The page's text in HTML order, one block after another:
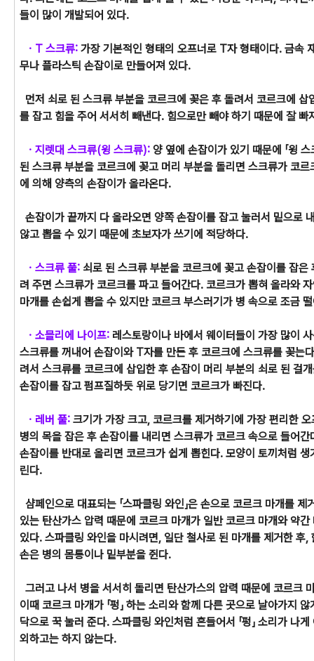
들이 많이 개발되어 있다.
ㆍT 스크류: 가장 기본적인 형태의 오프너로 T자 형태이다. 금속
무나 플라스틱 손잡이로 만들어져 있다.
먼저 쇠로 된 스크류 부분을 코르크에 꽂은 후 돌려서 코르크에 삽
를 잡고 힘을 주어 서서히 빼낸다. 힘으로만 빼야 하기 때문에 잘 빠
ㆍ지렛대 스크류(윙 스크류): 양 옆에 손잡이가 있기 때문에 「윙 스
된 스크류 부분을 코르크에 꽂고 머리 부분을 돌리면 스크류가 코
에 의해 양측의 손잡이가 올라온다.
손잡이가 끝까지 다 올라오면 양쪽 손잡이를 잡고 눌러서 밑으로
않고 뽑을 수 있기 때문에 초보자가 쓰기에 적당하다.
ㆍ스크류 풀: 쇠로 된 스크류 부분을 코르크에 꽂고 손잡이를 잡은
려 주면 스크류가 코르크를 파고 들어간다. 코르크가 뽑혀 올라와
마개를 손쉽게 뽑을 수 있지만 코르크 부스러기가 병 속으로 조금
ㆍ소믈리에 나이프: 레스토랑이나 바에서 웨이터들이 가장 많이
스크류를 꺼내어 손잡이와 T자를 만든 후 코르크에 스크류를 꽂는
려서 스크류를 코르크에 삽입한 후 손잡이 머리 부분의 쇠로 된 걸
손잡이를 잡고 펌프질하듯 위로 당기면 코르크가 빠진다.
ㆍ레버 풀: 크기가 가장 크고, 코르크를 제거하기에 가장 편리한
병의 목을 잡은 후 손잡이를 내리면 스크류가 코르크 속으로 들어
손잡이를 반대로 올리면 코르크가 쉽게 뽑힌다. 모양이 토끼처럼 생
린다.
샴페인으로 대표되는 「스파클링 와인」은 손으로 코르크 마개를
있는 탄산가스 압력 때문에 코르크 마개가 일반 코르크 마개와 약
있다. 스파클링 와인을 마시려면, 일단 철사로 된 마개를 제거한 후,
손은 병의 몸통이나 밑부분을 쥔다.
그러고 나서 병을 서서히 돌리면 탄산가스의 압력 때문에 코르크
이때 코르크 마개가 「펑」 하는 소리와 함께 다른 곳으로 날아가지
닥으로 꾹 눌러 준다. 스파클링 와인처럼 흔들어서 「펑」 소리가 나
외하고는 하지 않는다.